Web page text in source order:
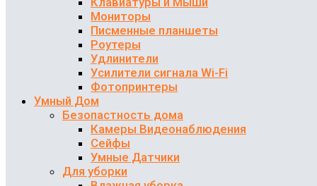
Мониторы
Писменные планшеты
Роутеры
Удлинители
Усилители сигнала Wi-Fi
Фотопринтеры
Умный Дом
Безопастность дома
Камеры Видеонаблюдения
Сейфы
Умные Датчики
Для уборки